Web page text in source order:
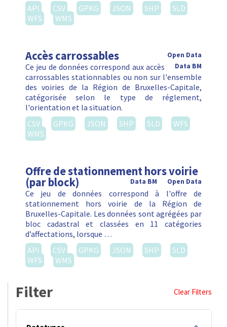
API
CSV GPKG JSON SHP
SLD
WFS
WMS
Accès carrossables
Open Data
Data BM
Ce jeu de données correspond aux accès
carrossables stationnables ou non sur l'ensemble
des voiries de la Région de Bruxelles-Capitale,
catégorisée selon le type de réglement,
l'orientation et la situation.
CSV
GPKG JSON SHP SLD
WFS
WMS
Offre de stationnement hors voirie
(par block) Open Data
Data BM
Ce jeu de données correspond à l'offre de
stationnement hors voirie de la Région de
Bruxelles-Capitale. Les données sont agrégées par
bloc cadastral et classées en 11 catégories
d’affectations, lorsque …
API
CSV GPKG JSON SHP
SLD
WFS
WMS
Filter Clear Filters